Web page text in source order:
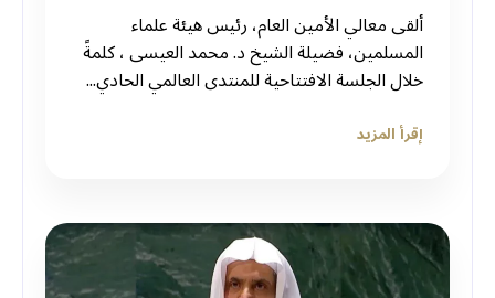
‏ألقى معالي الأمين العام، رئيس هيئة علماء
المسلمين، فضيلة الشيخ د.⁧‫ محمد العيسى‬⁩ ⁦‪‬⁩، كلمةً
خلال الجلسة الافتتاحية للمنتدى العالمي الحادي...
إقرأ المزيد